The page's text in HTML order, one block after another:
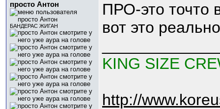
просто Антон
БАНДЕРАС ЖИГАН
ПРО-это точто
вот это
KING SIZE
http://